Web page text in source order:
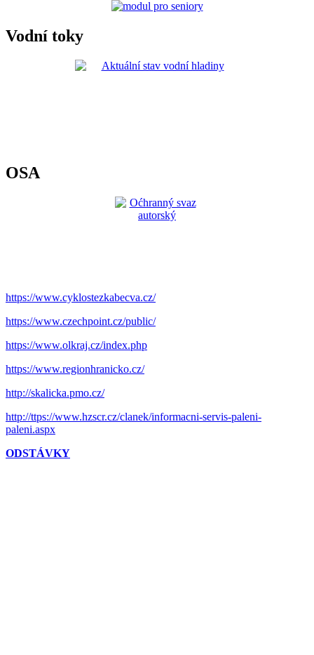
Vodní toky
OSA
https://www.cyklostezkabecva.cz/
https://www.czechpoint.cz/public/
https://www.olkraj.cz/index.php
https://www.regionhranicko.cz/
http://skalicka.pmo.cz/
http://ttps://www.hzscr.cz/clanek/informacni-servis-paleni-
paleni.aspx
ODSTÁVKY